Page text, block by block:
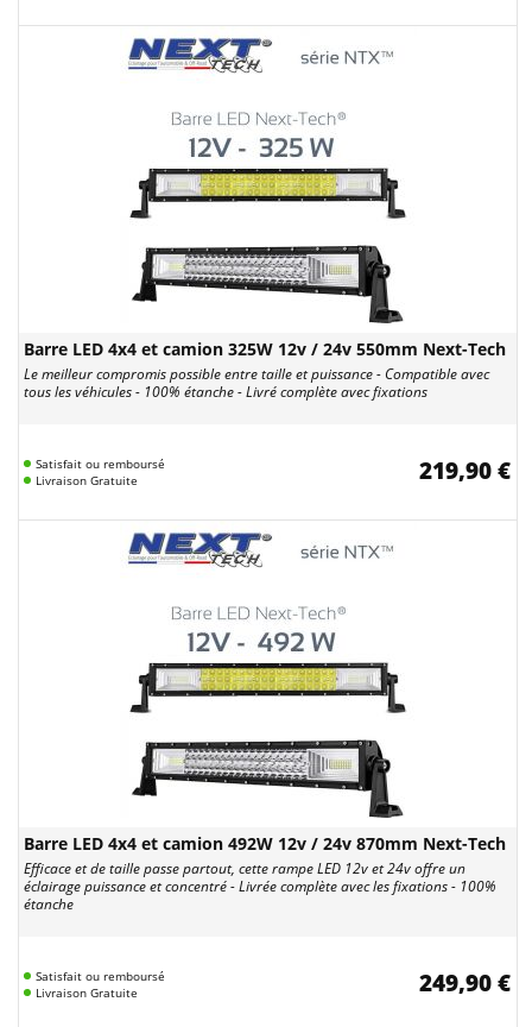
Barre LED 4x4 et camion 325W 12v / 24v 550mm Next-Tech
Le meilleur compromis possible entre taille et puissance - Compatible avec
tous les véhicules - 100% étanche - Livré complète avec fixations
Satisfait ou remboursé
Livraison Gratuite
219,90 €
Barre LED 4x4 et camion 492W 12v / 24v 870mm Next-Tech
Efficace et de taille passe partout, cette rampe LED 12v et 24v offre un
éclairage puissance et concentré - Livrée complète avec les fixations - 100%
étanche
Satisfait ou remboursé
Livraison Gratuite
249,90 €